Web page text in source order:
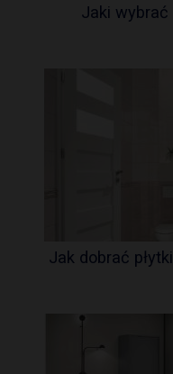
Jaki wybrać
Jak dobrać